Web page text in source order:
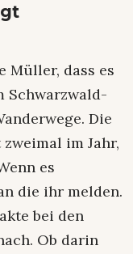
Müller, dass es
Schwarzwald-
Die
im Jahr,
es
die ihr melden.
bei den
Ob darin